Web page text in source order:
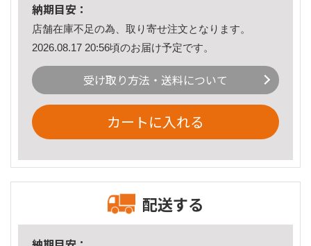
納期目安：
店舗在庫不足の為、取り寄せ注文となります。
2026.08.17 20:56頃のお届け予定です。
受け取り方法・送料について
カートに入れる
配送する